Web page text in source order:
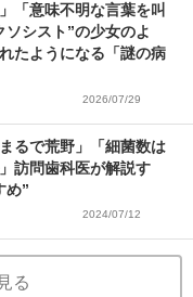
「意味不明な言葉を叫
シスト”の少女のよ
たようになる「謎の病
2026/07/29
るで荒野」「細菌数は
訪問歯科医が解説す
め”
2024/07/12
る